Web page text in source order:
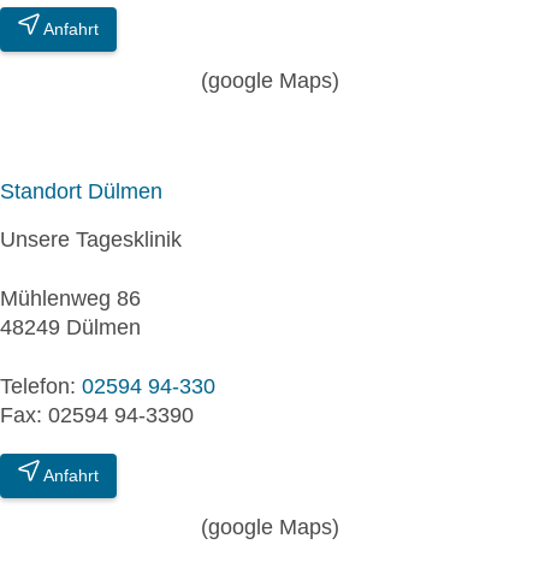
Anfahrt
(google Maps)
Standort Dülmen
Unsere Tagesklinik
Mühlenweg 86
48249 Dülmen
Telefon: 02594 94-330
Fax: 02594 94-3390
Anfahrt
(google Maps)